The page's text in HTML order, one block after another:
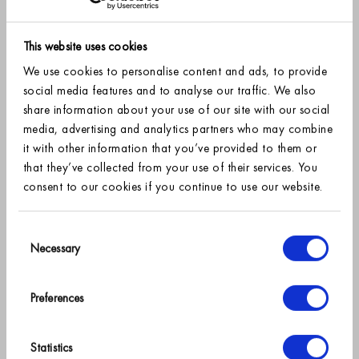
This website uses cookies
We use cookies to personalise content and ads, to provide
social media features and to analyse our traffic. We also
share information about your use of our site with our social
media, advertising and analytics partners who may combine
it with other information that you’ve provided to them or
that they’ve collected from your use of their services. You
consent to our cookies if you continue to use our website.
Selection
Necessary
Preferences
Statistics
advertisements on
the website.
_gcl_ls
Google
conversion rate
between the user
and the
advertisement
banners on the
website - This
serves to optimise
the relevance of
the
ent
ML
Loc
al
Stor
age
_gtmeec
months
HTT
P
okie
*